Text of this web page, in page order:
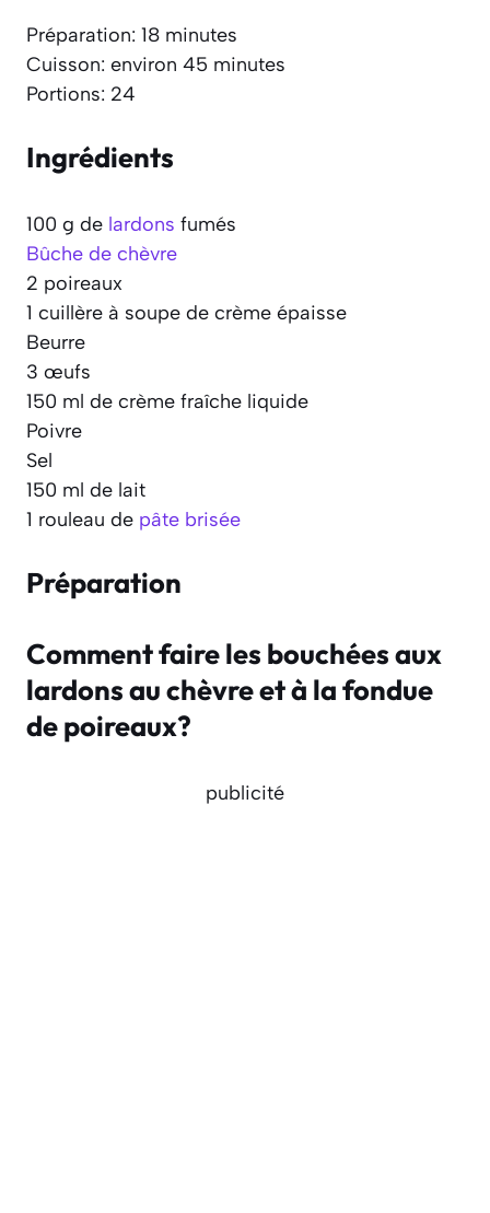
Préparation: 18 minutes
Cuisson: environ 45 minutes
Portions: 24
Ingrédients
100 g de lardons fumés
Bûche de chèvre
2 poireaux
1 cuillère à soupe de crème épaisse
Beurre
3 œufs
150 ml de crème fraîche liquide
Poivre
Sel
150 ml de lait
1 rouleau de pâte brisée
Préparation
Comment faire les bouchées aux
lardons au chèvre et à la fondue
de poireaux?
publicité